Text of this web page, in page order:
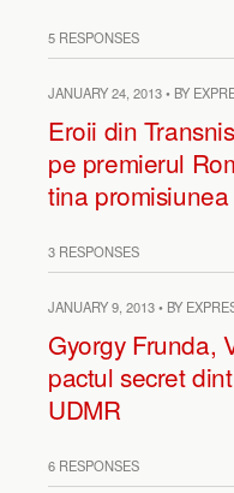
5 RESPONSES
JANUARY 24, 2013 • BY
Eroii din
pe premierul
tina promisiunea
3 RESPONSES
JANUARY 9, 2013 • BY
Gyorgy Frunda,
pactul secret
UDMR
6 RESPONSES